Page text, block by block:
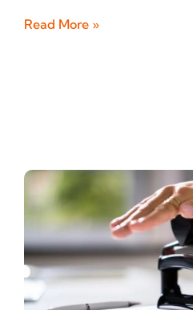
Read More »